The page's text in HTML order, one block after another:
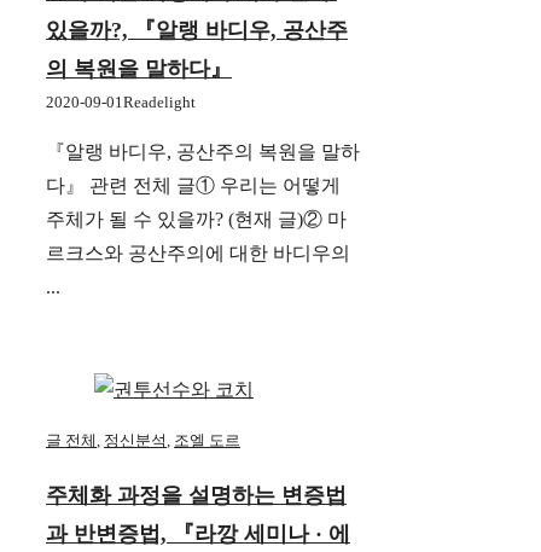
있을까?, 『알랭 바디우, 공산주
의 복원을 말하다』
2020-09-01 Readelight
『알랭 바디우, 공산주의 복원을 말하
다』 관련 전체 글① 우리는 어떻게
주체가 될 수 있을까? (현재 글)② 마
르크스와 공산주의에 대한 바디우의
...
글 전체 정신분석 조엘 도르
주체화 과정을 설명하는 변증법
과 반변증법, 『라깡 세미나 · 에